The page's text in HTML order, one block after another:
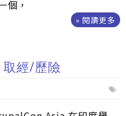
個，
» 閱讀更多
經/歷險